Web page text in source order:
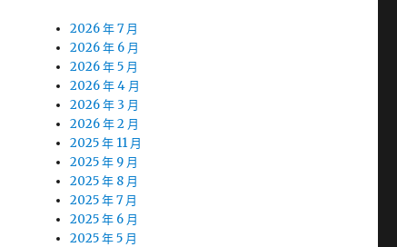
2026 年 7 月
2026 年 6 月
2026 年 5 月
2026 年 4 月
2026 年 3 月
2026 年 2 月
2025 年 11 月
2025 年 9 月
2025 年 8 月
2025 年 7 月
2025 年 6 月
2025 年 5 月